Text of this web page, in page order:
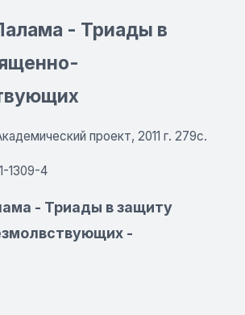
- Триады в
проект, 2011 г. 279с.
1309-4
- Триады в защиту
-